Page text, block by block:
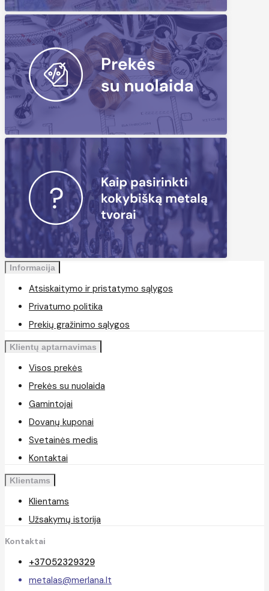
Informacija
Atsiskaitymo ir pristatymo sąlygos
Privatumo politika
Prekių gražinimo sąlygos
Klientų aptarnavimas
Visos prekės
Prekės su nuolaida
Gamintojai
Dovanų kuponai
Svetainės medis
Kontaktai
Klientams
Klientams
Užsakymų istorija
Kontaktai
+37052329329
metalas@merlana.lt